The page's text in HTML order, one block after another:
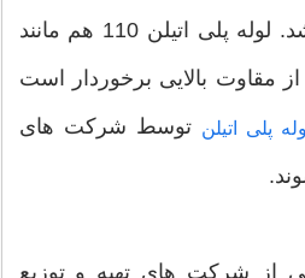
پروژه های متفاوت میباشد. لوله پلی اتیلن 110 هم مانند
از مقاوت بالایی برخوردار است
پلی اتیلن توسط شرکت های
از شرکت های تهیه و توزیع